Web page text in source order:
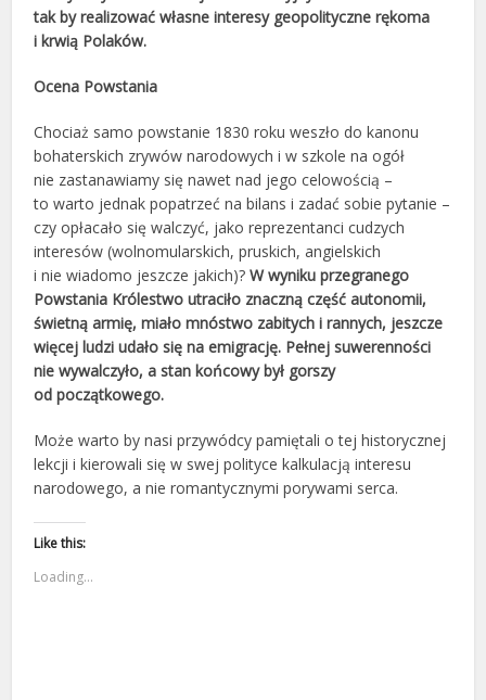
tak by realizować własne interesy geopolityczne rękoma
i krwią Polaków.
Ocena Powstania
Chociaż samo powstanie 1830 roku weszło do kanonu
bohaterskich zrywów narodowych i w szkole na ogół
nie zastanawiamy się nawet nad jego celowością –
to warto jednak popatrzeć na bilans i zadać sobie pytanie –
czy opłacało się walczyć, jako reprezentanci cudzych
interesów (wolnomularskich, pruskich, angielskich
i nie wiadomo jeszcze jakich)?W wyniku przegranego
Powstania Królestwo utraciło znaczną część autonomii,
świetną armię, miało mnóstwo zabitych i rannych, jeszcze
więcej ludzi udało się na emigrację. Pełnej suwerenności
nie wywalczyło, a stan końcowy był gorszy
od początkowego.
Może warto by nasi przywódcy pamiętali o tej historycznej
lekcji i kierowali się w swej polityce kalkulacją interesu
narodowego, a nie romantycznymi porywami serca.
Like this:
Loading...